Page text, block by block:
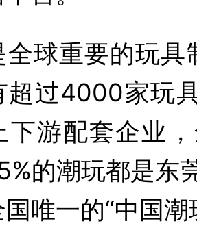
全球重要的玩
超过4000家玩
下游配套企业
的潮玩都是东
唯一的“中国潮